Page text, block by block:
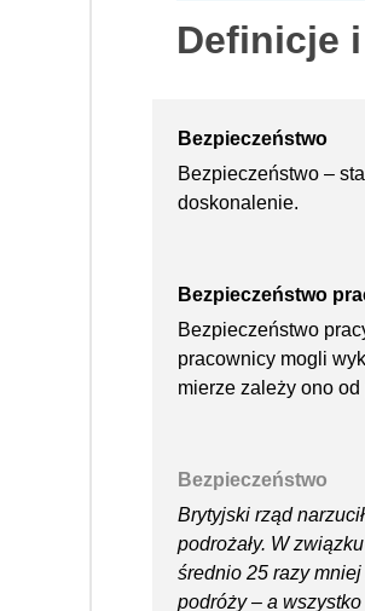
Definicje
Bezpieczeństwo
Bezpieczeństwo –
doskonalenie.
Bezpieczeństwo
Bezpieczeństwo
pracownicy mogli
mierze zależy ono
Bezpieczeństwo
Brytyjski rząd
podrożały. W
średnio 25 razy
podróży – a